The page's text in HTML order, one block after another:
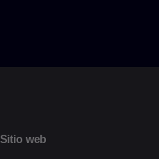
Sitio web